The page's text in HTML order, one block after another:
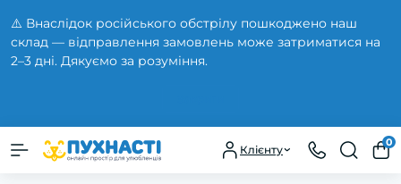
⚠️ Внаслідок російського обстрілу пошкоджено наш
склад — відправлення замовлень може затриматися на
2–3 дні. Дякуємо за розуміння.
Клієнту
0